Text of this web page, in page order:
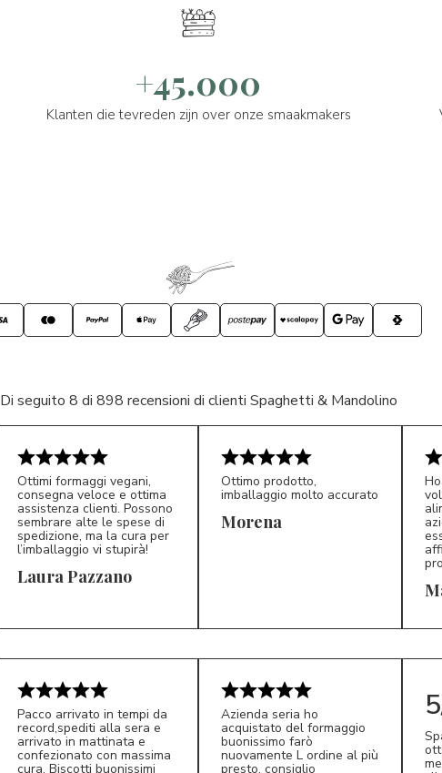
+45.000
Klanten die tevreden zijn over onze smaakmakers
Di seguito 8 di 898 recensioni di clienti Spaghetti & Mandolino
LP 5/5
Ottimi formaggi vegani,
consegna veloce e ottima
assistenza clienti. Possono
sembrare alte le spese di
spedizione, ma la cura per
l’imballaggio vi stupirà!
Laura Pazzano
Ottimo prodotto,
imballaggio molto accurato
Morena
MC
Pacco arrivato in tempi da
record,spediti alla sera e
arrivato in mattinata e
confezionato con massima
cura. Biscotti buonissimi
Azienda seria ho
acquistato del formaggio
buonissimo farò
nuovamente L ordine al più
presto, consiglio